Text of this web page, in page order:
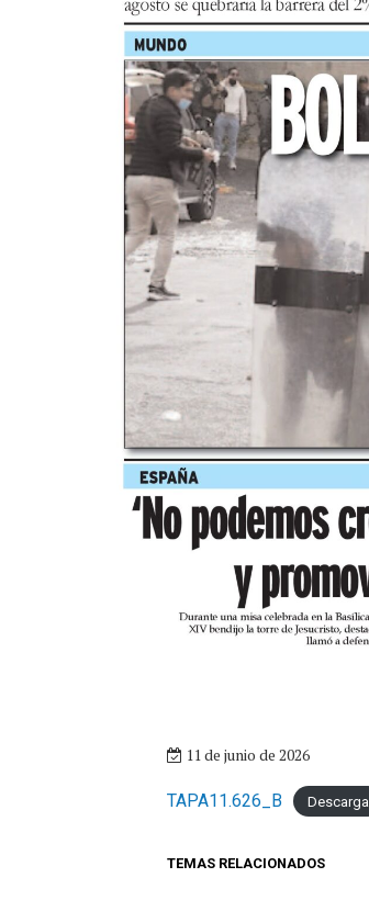
11 de junio de 2026
TAPA11.626_B Descarga
TEMAS RELACIONADOS